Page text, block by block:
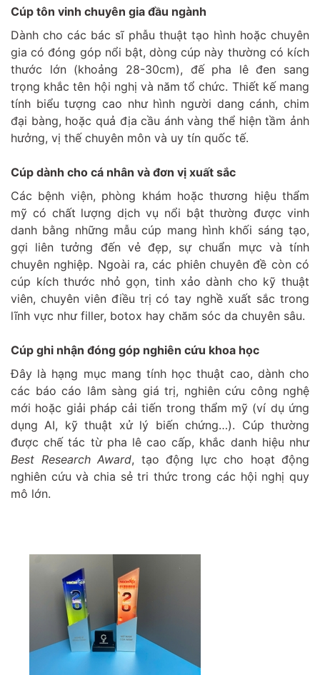
Cúp tôn vinh chuyên gia đầu ngành
Dành cho các bác sĩ phẫu thuật tạo hình hoặc chuyên
gia có đóng góp nổi bật, dòng cúp này thường có kích
thước lớn (khoảng 28-30cm), đế pha lê đen sang
trọng khắc tên hội nghị và năm tổ chức. Thiết kế mang
tính biểu tượng cao như hình người dang cánh, chim
đại bàng, hoặc quả địa cầu ánh vàng thể hiện tầm ảnh
hưởng, vị thế chuyên môn và uy tín quốc tế.
Cúp dành cho cá nhân và đơn vị xuất sắc
Các bệnh viện, phòng khám hoặc thương hiệu thẩm
mỹ có chất lượng dịch vụ nổi bật thường được vinh
danh bằng những mẫu cúp mang hình khối sáng tạo,
gợi liên tưởng đến vẻ đẹp, sự chuẩn mực và tính
chuyên nghiệp. Ngoài ra, các phiên chuyên đề còn có
cúp kích thước nhỏ gọn, tinh xảo dành cho kỹ thuật
viên, chuyên viên điều trị có tay nghề xuất sắc trong
lĩnh vực như filler, botox hay chăm sóc da chuyên sâu.
Cúp ghi nhận đóng góp nghiên cứu khoa học
Đây là hạng mục mang tính học thuật cao, dành cho
các báo cáo lâm sàng giá trị, nghiên cứu công nghệ
mới hoặc giải pháp cải tiến trong thẩm mỹ (ví dụ ứng
dụng AI, kỹ thuật xử lý biến chứng…). Cúp thường
được chế tác từ pha lê cao cấp, khắc danh hiệu như
Best Research Award, tạo động lực cho hoạt động
nghiên cứu và chia sẻ tri thức trong các hội nghị quy
mô lớn.